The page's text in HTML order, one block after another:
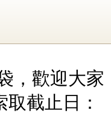
，歡迎大家
截止日：